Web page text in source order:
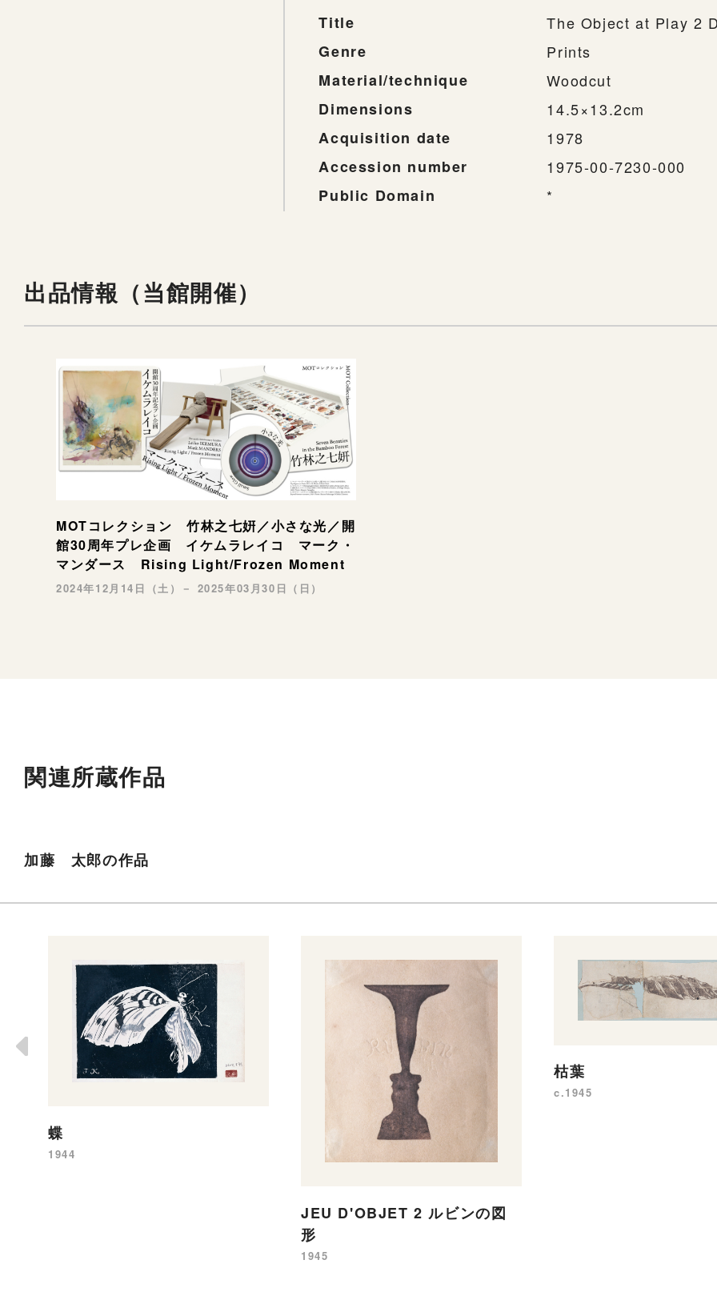
Title
The Object at Play 2
Genre
Prints
Material/technique
Woodcut
Dimensions
14.5×13.2cm
Acquisition date
1978
Accession number
1975-00-7230-000
Public Domain
*
出品情報（当館開催）
MOTコレクション 竹林之七姸／小さな光／開
館30周年プレ企画 イケムラレイコ マーク・
マンダース Rising Light/Frozen Moment
2024年12月14日（土）－ 2025年03月30日（日）
関連所蔵作品
加藤 太郎の作品
蝶
1944
JEU D'OBJET 2 ルビンの図
形
1945
枯葉
c.1945